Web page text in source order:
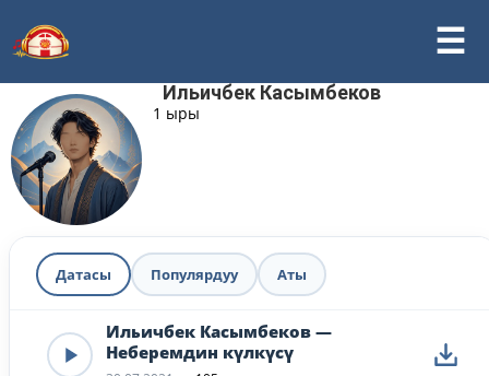
Ильичбек Касымбеков
1 ыры
Датасы Популярдуу Аты
Ильичбек Касымбеков —
Неберемдин күлкүсү